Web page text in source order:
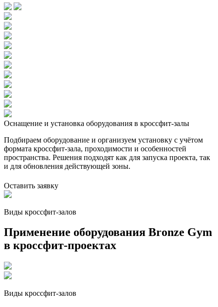
Оснащение и установка оборудования в кроссфит-залы
Подбираем оборудование и организуем установку с учётом
формата кроссфит-зала, проходимости и особенностей
пространства. Решения подходят как для запуска проекта, так
и для обновления действующей зоны.
Оставить заявку
Виды кроссфит-залов
Применение оборудования Bronze Gym
в кроссфит-проектах
Виды кроссфит-залов